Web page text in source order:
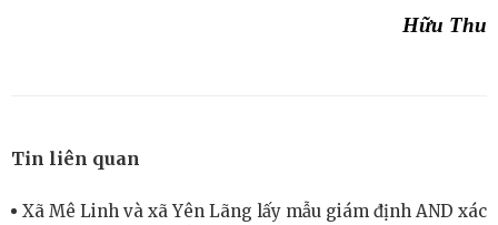
Hữu Thu
Tin liên quan
Xã Mê Linh và xã Yên Lãng lấy mẫu giám định AND xác